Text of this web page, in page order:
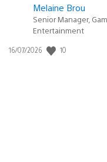
Melaine Brou
Senior Manager,
Entertainment
Fecha
16/07/2026 10